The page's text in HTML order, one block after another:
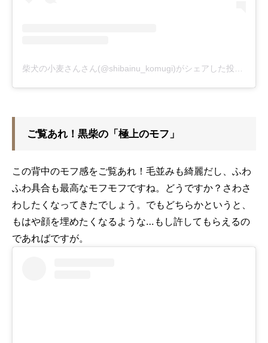
柴犬の小麦さんさん(@shibainu_komugi)がシェアした投稿
ご覧あれ！黒柴の「極上のモフ」
この背中のモフ感をご覧あれ！毛並みも綺麗だし、ふわ
ふわ具合も最高なモフモフですね。どうですか？さわさ
わしたくなってきたでしょう。でもどちらかというと、
もはや顔を埋めたくなるような…もし許してもらえるの
であればですが。